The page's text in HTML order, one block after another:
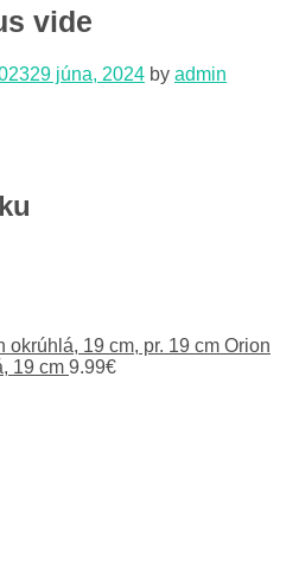
vide
29 júna, 2024 by admin
Orion
19 cm 9.99€